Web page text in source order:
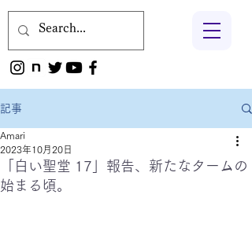
記事
「白い聖堂 17」報告、新たなタームの
始まる頃。
Amari
2023年10月20日